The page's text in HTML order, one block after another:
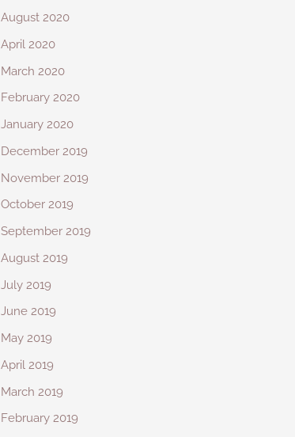
August 2020
April 2020
March 2020
February 2020
January 2020
December 2019
November 2019
October 2019
September 2019
August 2019
July 2019
June 2019
May 2019
April 2019
March 2019
February 2019